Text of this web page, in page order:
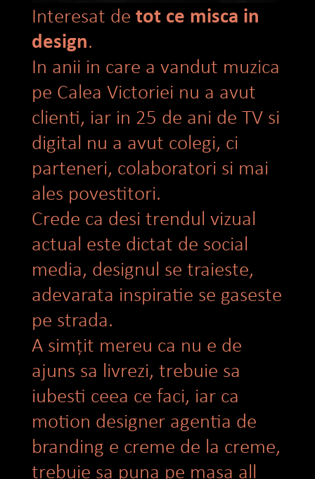
Interesat de tot ce misca in
design.
In anii in care a vandut muzica
pe Calea Victoriei nu a avut
clienti, iar in 25 de ani de TV si
digital nu a avut colegi, ci
parteneri, colaboratori si mai
ales povestitori.
Crede ca desi trendul vizual
actual este dictat de social
media, designul se traieste,
adevarata inspiratie se gaseste
pe strada.
A simțit mereu ca nu e de
ajuns sa livrezi, trebuie sa
iubesti ceea ce faci, iar ca
motion designer agentia de
branding e creme de la creme,
trebuie sa puna pe masa all